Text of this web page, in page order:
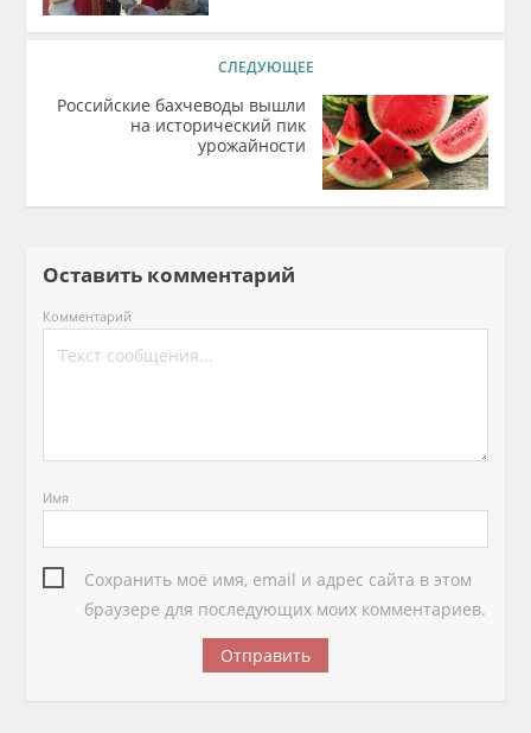
СЛЕДУЮЩЕЕ
Российские бахчеводы вышли
на исторический пик
урожайности
Оставить комментарий
Комментарий
Имя
Сохранить моё имя, email и адрес сайта в этом
браузере для последующих моих комментариев.